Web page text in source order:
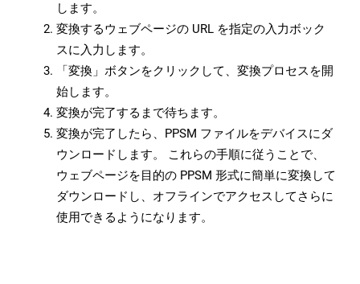
します。
変換するウェブページの URL を指定の入力ボック
スに入力します。
「変換」ボタンをクリックして、変換プロセスを開
始します。
変換が完了するまで待ちます。
変換が完了したら、PPSM ファイルをデバイスにダ
ウンロードします。 これらの手順に従うことで、
ウェブページを目的の PPSM 形式に簡単に変換して
ダウンロードし、オフラインでアクセスしてさらに
使用できるようになります。